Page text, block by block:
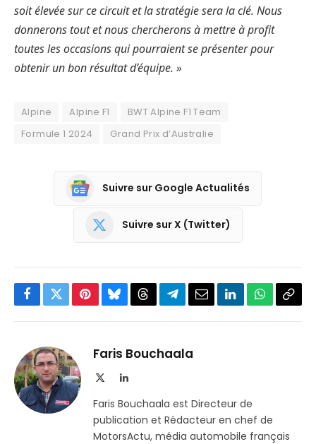
soit élevée sur ce circuit et la stratégie sera la clé. Nous
donnerons tout et nous chercherons à mettre à profit
toutes les occasions qui pourraient se présenter pour
obtenir un bon résultat d’équipe. »
Alpine Alpine F1
BWT Alpine F1 Team
Formule 1 2024
Grand Prix d’Australie
Suivre sur Google Actualités
Suivre sur X (Twitter)
Facebook
TwitterPinterestBlueskyThreadsPartager
Telegram
EmailLinkedInWhatsApp
Faris Bouchaala
LinkedIn
Faris Bouchaala est Directeur de
publication et Rédacteur en chef de
MotorsActu, média automobile français